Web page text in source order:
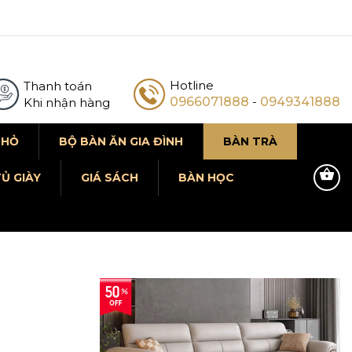
Thanh toán
Khi nhận hàng
Hotline
0966071888 - 0949341888
BỘ BÀN ĂN GIA ĐÌNH BÀN TRÀ
GIÀY GIÁ SÁCH BÀN HỌC